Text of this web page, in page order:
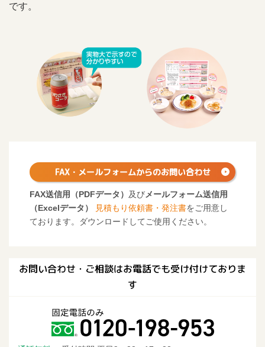
です。
FAX・メールフォームからのお問い合わせ
FAX送信用（PDFデータ） 及びメールフォーム送信用
（Excelデータ）
見積もり依頼書・発注書をご用意し
ております。ダウンロードしてご使用ください。
お問い合わせ・ご相談はお電話でも受け付けておりま
す